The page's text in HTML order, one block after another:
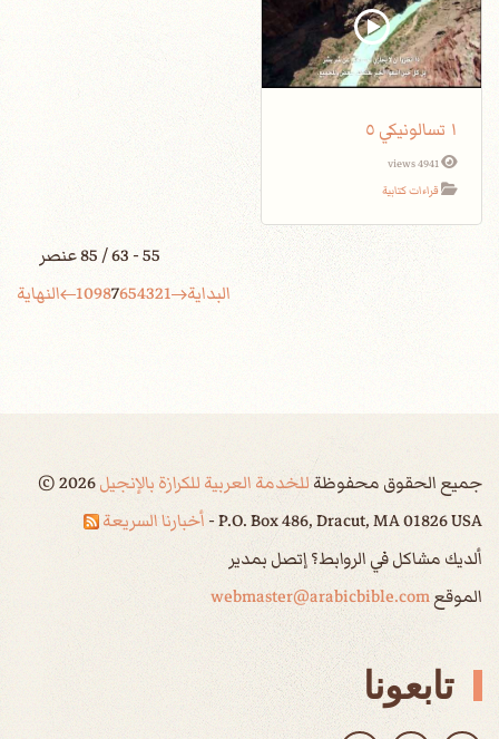
١ تسالونيكي ٥
4941 views
قراءات كتابية
55 - 63 / 85 عنصر
البداية
1
2
3
4
5
6
7
8
9
10 النهاية
جميع الحقوق محفوظةللخدمة العربية للكرازة بالإنجيل ©2026
P.O. Box 486, Dracut, MA 01826 USA - أخبارنا السريعة
ألديك مشاكل في الروابط؟ إتصل بمدير
الموقعwebmaster@arabicbible.com
تابعونا